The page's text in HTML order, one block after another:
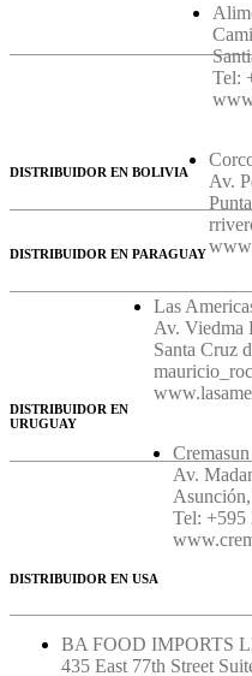
Tel:
Av.
DISTRIBUIDOR EN BOLIVIA
Las
Av. Viedma
Santa Cruz
DISTRIBUIDOR EN PARAGUAY
Av.
Tel: +595
DISTRIBUIDOR EN
URUGUAY
DISTRIBUIDOR EN USA
BA FOOD IMPORTS
435 East 77th Street